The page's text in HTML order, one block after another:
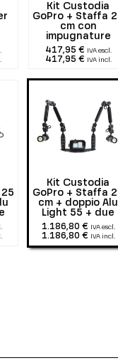
Kit Custodia
GoPro + Staffa
cm con
impugnature
417,95 € IVA escl.
417,95 € IVA incl.
Kit Custodia
GoPro + Staffa
cm + doppio Alu
Light 55 + due
2900 lumen
1.186,80 € IVA escl.
1.186,80 € IVA incl.